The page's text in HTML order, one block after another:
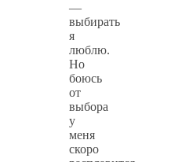
—
выбирать
я
люблю.
Но
боюсь
от
выбора
у
меня
скоро